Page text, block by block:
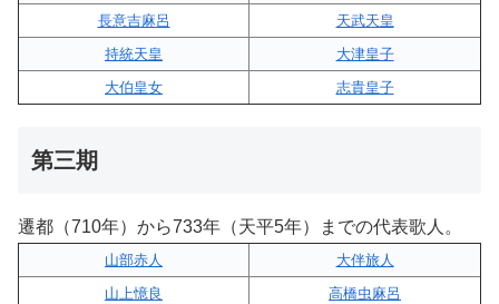
長意吉麻呂
天武天皇
持統天皇
大津皇子
大伯皇女
志貴皇子
第三期
遷都（710年）から733年（天平5年）までの代表歌人。
山部赤人
大伴旅人
山上憶良
高橋虫麻呂